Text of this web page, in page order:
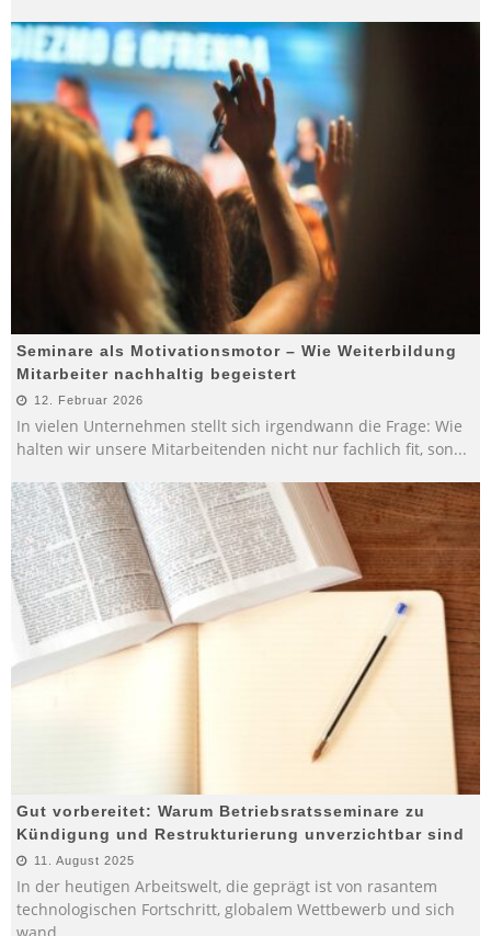
Seminare als Motivationsmotor – Wie Weiterbildung
Mitarbeiter nachhaltig begeistert
12. Februar 2026
In vielen Unternehmen stellt sich irgendwann die Frage: Wie
halten wir unsere Mitarbeitenden nicht nur fachlich fit, son...
Gut vorbereitet: Warum Betriebsratsseminare zu
Kündigung und Restrukturierung unverzichtbar sind
11. August 2025
In der heutigen Arbeitswelt, die geprägt ist von rasantem
technologischen Fortschritt, globalem Wettbewerb und sich